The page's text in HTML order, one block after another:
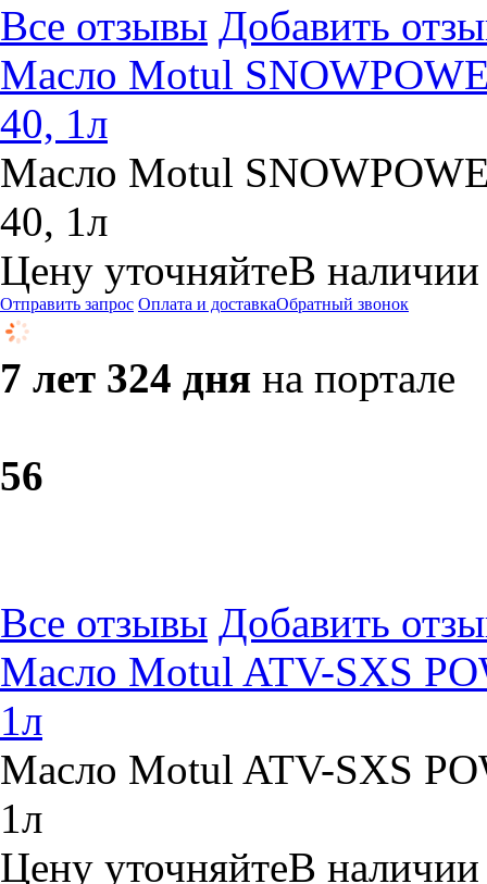
Все отзывы Добавить
Масло Motul
40, 1л
Масло Motul
40, 1л
Цену уточняйтеВ наличии
Отправить запрос Оплата и доставкаОбратный звонок
7 лет 324 дня на портале
56
Все отзывы Добавить
Масло Motul ATV-SXS
1л
Масло Motul ATV-SXS
1л
Цену уточняйтеВ наличии